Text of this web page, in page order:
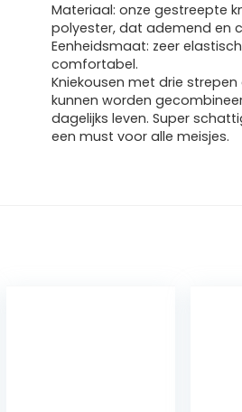
Materiaal: onze gestreepte
polyester, dat ademend en
Eenheidsmaat: zeer
comfortabel.
Kniekousen met drie
kunnen worden
dagelijks leven. Super
een must voor alle meisjes.